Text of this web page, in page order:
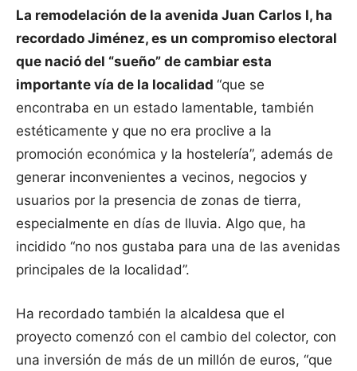
La remodelación de la avenida Juan Carlos I, ha
recordado Jiménez, es un compromiso electoral
que nació del “sueño” de cambiar esta
importante vía de la localidad “que se
encontraba en un estado lamentable, también
estéticamente y que no era proclive a la
promoción económica y la hostelería”, además de
generar inconvenientes a vecinos, negocios y
usuarios por la presencia de zonas de tierra,
especialmente en días de lluvia. Algo que, ha
incidido “no nos gustaba para una de las avenidas
principales de la localidad”.
Ha recordado también la alcaldesa que el
proyecto comenzó con el cambio del colector, con
una inversión de más de un millón de euros, “que